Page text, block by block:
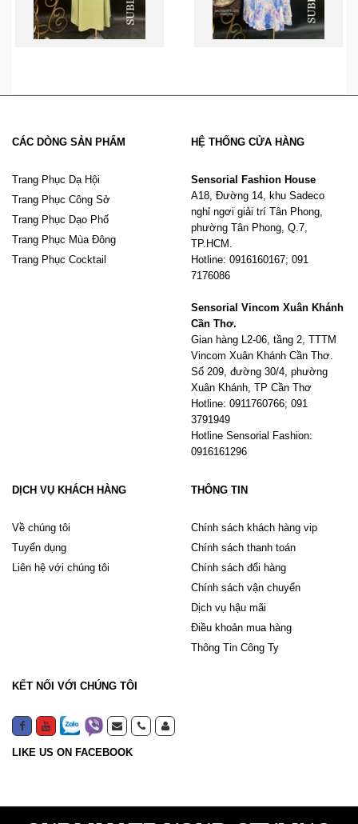
CÁC DÒNG SẢN PHẨM
Trang Phục Dạ Hội
Trang Phục Công Sở
Trang Phục Dạo Phố
Trang Phục Mùa Đông
Trang Phục Cocktail
HỆ THỐNG CỬA HÀNG
Sensorial Fashion House
A18, Đường 14, khu Sadeco
nghỉ ngơi giải trí Tân Phong,
phường Tân Phong, Q.7,
TP.HCM.
Hotline: 0916160167; 091
7176086
Sensorial Vincom Xuân Khánh
Cần Thơ.
Gian hàng L2-06, tầng 2, TTTM
Vincom Xuân Khánh Cần Thơ.
Số 209, đường 30/4, phường
Xuân Khánh, TP Cần Thơ
Hotline: 0911760766; 091
3791949
Hotline Sensorial Fashion:
0916161296
DỊCH VỤ KHÁCH HÀNG
Về chúng tôi
Tuyển dụng
Liên hệ với chúng tôi
THÔNG TIN
Chính sách khách hàng vip
Chính sách thanh toán
Chính sách đổi hàng
Chính sách vận chuyển
Dịch vụ hậu mãi
Điều khoản mua hàng
Thông Tin Công Ty
KẾT NỐI VỚI CHÚNG TÔI
LIKE US ON FACEBOOK